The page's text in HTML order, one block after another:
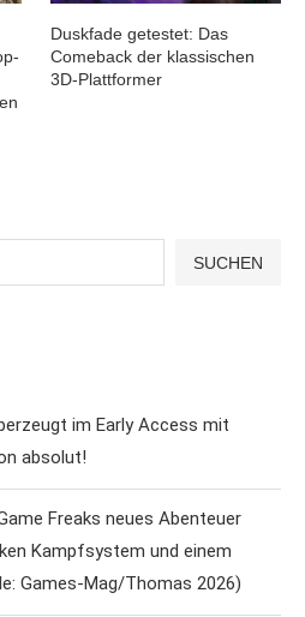
SUCHEN
im Early Access mit
absolut!
Freaks neues Abenteuer
Kampfsystem und einem
Games-Mag/Thomas 2026)
Duskfade getestet: Das
Comeback der klassischen
3D-Plattformer